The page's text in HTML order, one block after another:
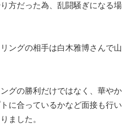
方だった為、乱闘騒ぎになる場
ングの相手は白木雅博さんで山
グの勝利だけではなく、華やか
に合っているかなど面接も行い
ました。